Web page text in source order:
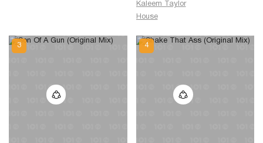
Kaleem Taylor
House